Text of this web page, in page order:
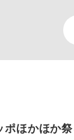
ポほかほか